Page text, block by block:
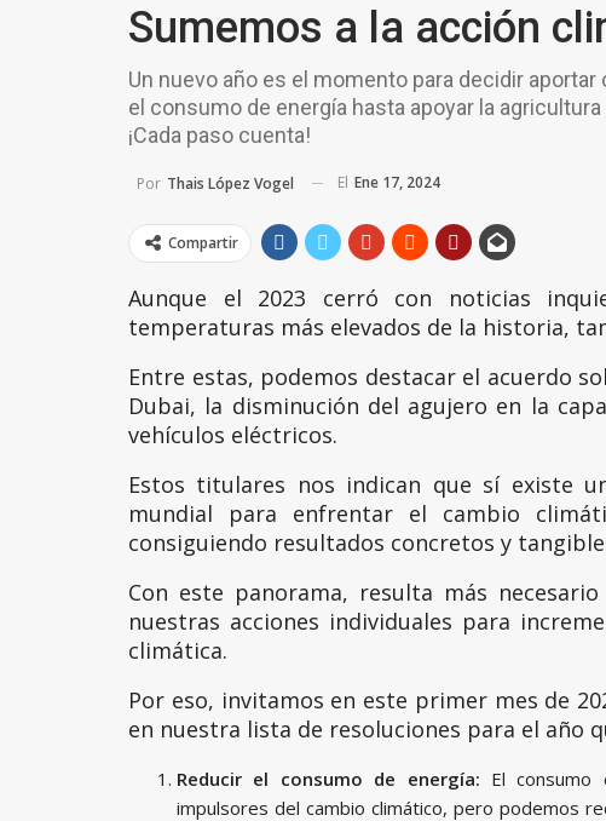
Sumemos a la acción
Un nuevo año es el momento para decidir
el consumo de energía hasta apoyar la
¡Cada paso cuenta!
Por Thais López Vogel El Ene 17, 2024
Compartir
Aunque el 2023 cerró con noticias
temperaturas más elevados de la historia,
Entre estas, podemos destacar el acuerdo
Dubai, la disminución del agujero en la
vehículos eléctricos.
Estos titulares nos indican que sí existe
mundial para enfrentar el cambio
consiguiendo resultados concretos y
Con este panorama, resulta más
nuestras acciones individuales para
climática.
Por eso, invitamos en este primer mes de
en nuestra lista de resoluciones para el año
Reducir el consumo de energía: El
impulsores del cambio climático, pero podemos